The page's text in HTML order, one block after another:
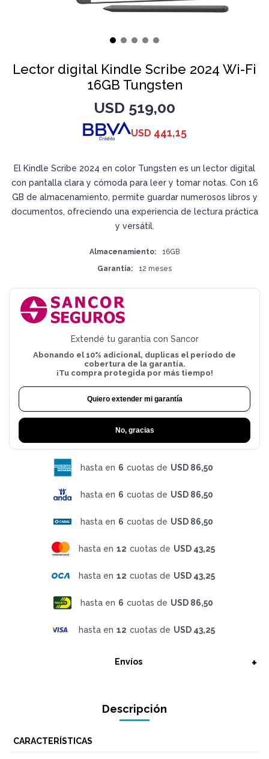
Lector digital Kindle Scribe 2024 Wi-Fi
16GB Tungsten
USD 519,00
USD 441,15
El Kindle Scribe 2024 en color Tungsten es un lector digital
con pantalla clara y cómoda para leer y tomar notas. Con 16
GB de almacenamiento, permite guardar numerosos libros y
documentos, ofreciendo una experiencia de lectura práctica
y versátil.
Almacenamiento
16GB
Garantía
12 meses
Extendé tu garantía con Sancor
Abonando el 10% adicional, duplicas el período de
cobertura de la garantía.
¡Tu compra protegida por más tiempo!
Quiero extender mi garantía
No, gracias
hasta en 6 cuotas de USD 86,50
hasta en 6 cuotas de USD 86,50
hasta en 6 cuotas de USD 86,50
hasta en 12 cuotas de USD 43,25
hasta en 12 cuotas de USD 43,25
hasta en 6 cuotas de USD 86,50
hasta en 12 cuotas de USD 43,25
Envíos
Descripción
CARACTERÍSTICAS